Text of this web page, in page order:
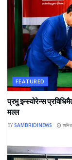
FEATURED
प्रभु इन्स्योरेन्स
मल्ल
BY SAMBRIDINEWS